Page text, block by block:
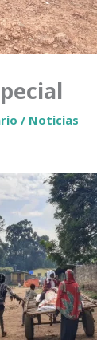
/ Noticias